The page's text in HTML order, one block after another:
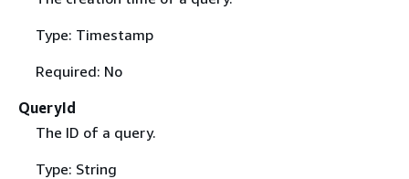
Type: Timestamp
Required: No
QueryId
The ID of a query.
Type: String